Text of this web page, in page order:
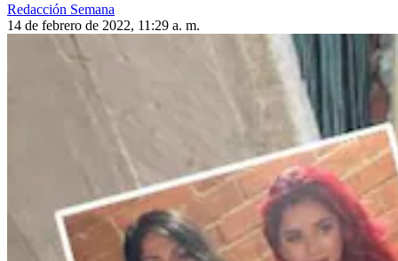
Redacción Semana
14 de febrero de 2022, 11:29 a. m.